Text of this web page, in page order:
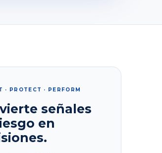
· PROTECT · PERFORM
señales
en